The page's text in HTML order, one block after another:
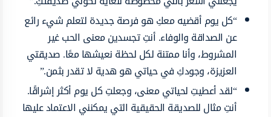
“كل يوم أقضيه معكِ هو فرصة جديدة لتعلم شيء رائع
عن الصداقة والوفاء. أنتِ تجسدين معنى الحب غير
المشروط، وأنا ممتنة لكل لحظة نعيشها معًا. صديقتي
العزيزة، وجودكِ في حياتي هو هدية لا تقدر بثمن.”
“لقد أعطيتِ لحياتي معنى، وجعلتِ كل يوم أكثر إشراقًا.
أنتِ مثال للصديقة الحقيقية التي يمكنني الاعتماد عليها